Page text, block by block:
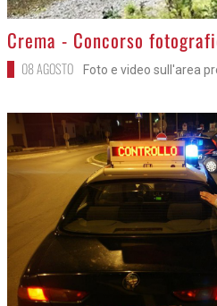
>
Crema - Concorso
08 AGOSTO Foto e video sull'area